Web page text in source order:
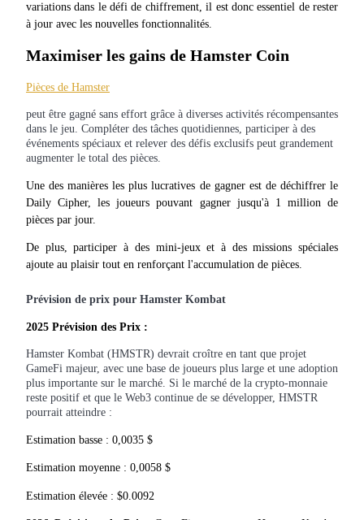
Des investissements exclusifs pour les détenteurs de BTR
variations dans le défi de chiffrement, il est donc essentiel de rester
à jour avec les nouvelles fonctionnalités.
Maximiser les gains de Hamster Coin
Pièces de Hamster
peut être gagné sans effort grâce à diverses activités récompensantes
dans le jeu. Compléter des tâches quotidiennes, participer à des
événements spéciaux et relever des défis exclusifs peut grandement
augmenter le total des pièces.
Une des manières les plus lucratives de gagner est de déchiffrer le
Daily Cipher, les joueurs pouvant gagner jusqu'à 1 million de
pièces par jour.
De plus, participer à des mini-jeux et à des missions spéciales
ajoute au plaisir tout en renforçant l'accumulation de pièces.
Prévision de prix pour Hamster Kombat
2025 Prévision des Prix :
Hamster Kombat (HMSTR) devrait croître en tant que projet
GameFi majeur, avec une base de joueurs plus large et une adoption
plus importante sur le marché. Si le marché de la crypto-monnaie
reste positif et que le Web3 continue de se développer, HMSTR
pourrait atteindre :
Estimation basse : 0,0035 $
Estimation moyenne : 0,0058 $
Estimation élevée : $0.0092